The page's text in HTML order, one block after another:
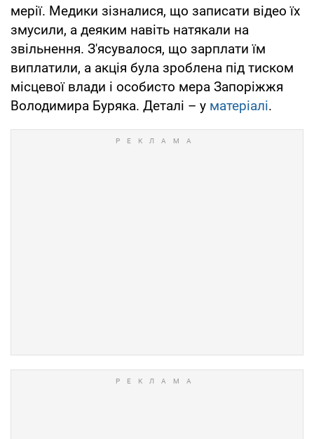
мерії. Медики зізналися, що записати відео їх
змусили, а деяким навіть натякали на
звільнення. З'ясувалося, що зарплати їм
виплатили, а акція була зроблена під тиском
місцевої влади і особисто мера Запоріжжя
Володимира Буряка. Деталі – у матеріалі.